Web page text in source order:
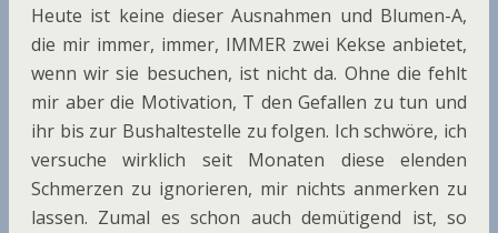
Heute ist keine dieser Ausnahmen und Blumen-A,
die mir immer, immer, IMMER zwei Kekse anbietet,
wenn wir sie besuchen, ist nicht da. Ohne die fehlt
mir aber die Motivation, T den Gefallen zu tun und
ihr bis zur Bushaltestelle zu folgen. Ich schwöre, ich
versuche wirklich seit Monaten diese elenden
Schmerzen zu ignorieren, mir nichts anmerken zu
lassen. Zumal es schon auch demütigend ist, so